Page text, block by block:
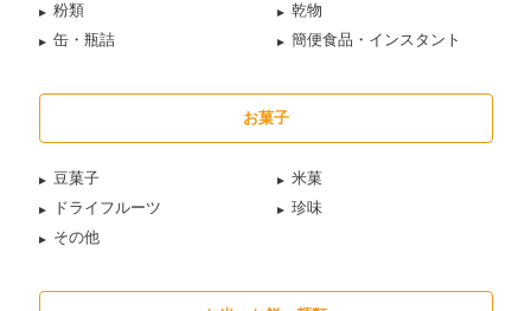
粉類
乾物
缶・瓶詰
簡便食品・インスタント
お菓子
豆菓子
米菓
ドライフルーツ
珍味
その他